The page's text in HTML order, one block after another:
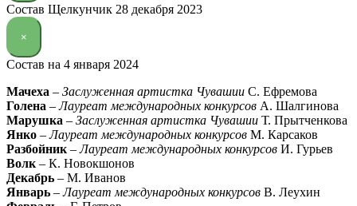
Состав Щелкунчик 28 декабря 2023
×
Состав на 4 января 2024
Мачеха – Заслуженная артистка Чувашии С. Ефремова
Голена –Лауреат международных конкурсов А. Шалгинова
Марушка – Заслуженная артистка Чувашии Т. Прытченкова
Янко –Лауреат международных конкурсов М. Карсаков
Разбойник –Лауреат международных конкурсов И. Гурьев
Волк – К. Новокшонов
Декабрь – М. Иванов
Январь –Лауреат международных конкурсов В. Леухин